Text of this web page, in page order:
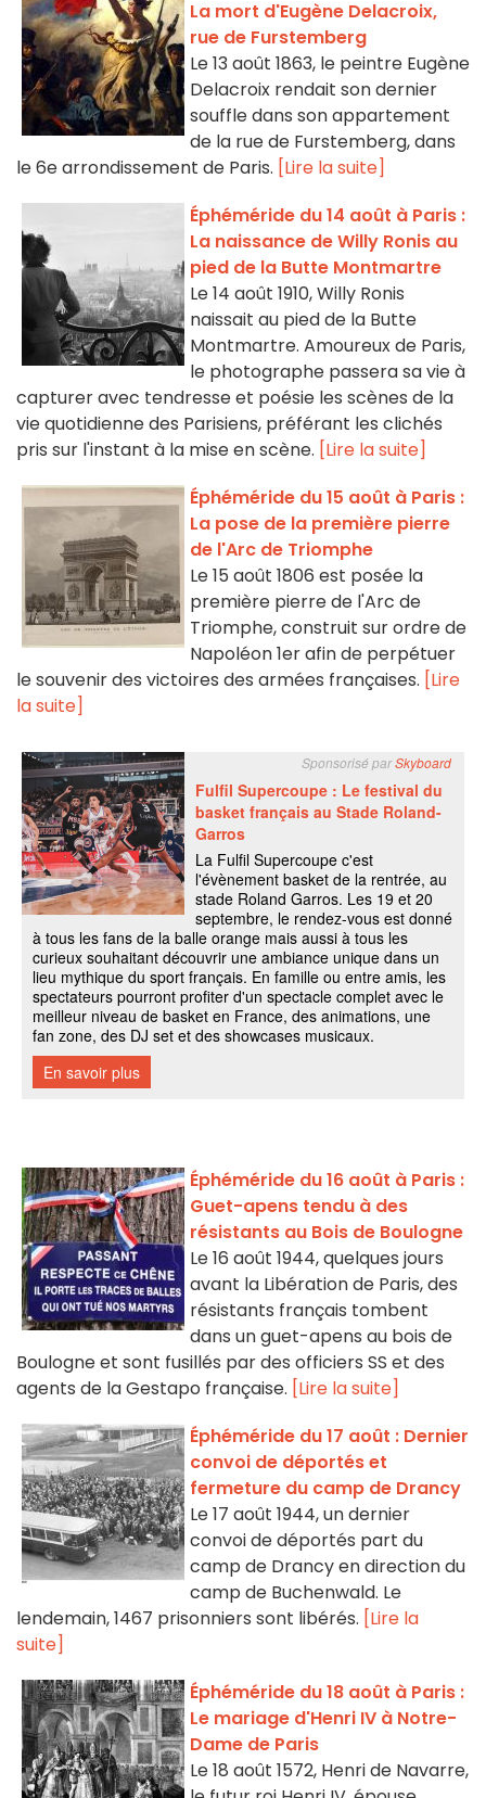
La mort d'Eugène Delacroix,
rue de Furstemberg
Le 13 août 1863, le peintre Eugène
Delacroix rendait son dernier
souffle dans son appartement
de la rue de Furstemberg, dans
le 6e arrondissement de Paris. [Lire la suite]
Éphéméride du 14 août à Paris :
La naissance de Willy Ronis au
pied de la Butte Montmartre
Le 14 août 1910, Willy Ronis
naissait au pied de la Butte
Montmartre. Amoureux de Paris,
le photographe passera sa vie à
capturer avec tendresse et poésie les scènes de la
vie quotidienne des Parisiens, préférant les clichés
pris sur l'instant à la mise en scène. [Lire la suite]
Éphéméride du 15 août à Paris :
La pose de la première pierre
de l'Arc de Triomphe
Le 15 août 1806 est posée la
première pierre de l'Arc de
Triomphe, construit sur ordre de
Napoléon 1er afin de perpétuer
le souvenir des victoires des armées françaises. [Lire
la suite]
Éphéméride du 16 août à Paris :
Guet-apens tendu à des
résistants au Bois de Boulogne
Le 16 août 1944, quelques jours
avant la Libération de Paris, des
résistants français tombent
dans un guet-apens au bois de
Boulogne et sont fusillés par des officiers SS et des
agents de la Gestapo française. [Lire la suite]
Éphéméride du 17 août : Dernier
convoi de déportés et
fermeture du camp de Drancy
Le 17 août 1944, un dernier
convoi de déportés part du
camp de Drancy en direction du
camp de Buchenwald. Le
lendemain, 1467 prisonniers sont libérés. [Lire la
suite]
Éphéméride du 18 août à Paris :
Le mariage d'Henri IV à Notre-
Dame de Paris
Le 18 août 1572, Henri de Navarre,